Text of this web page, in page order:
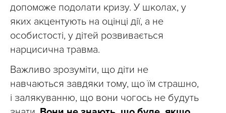
допоможе подолати кризу. У школах, у
яких акцентують на оцінці дії, а не
особистості, у дітей розвивається
нарцисична травма.
Важливо зрозуміти, що діти не
навчаються завдяки тому, що їм страшно,
і залякуванню, що вони чогось не будуть